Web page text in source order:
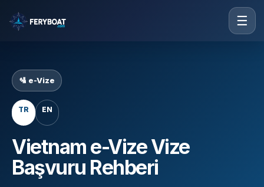
☰
🛂 e-Vize
TR EN
Vietnam e-Vize Vize
Başvuru Rehberi